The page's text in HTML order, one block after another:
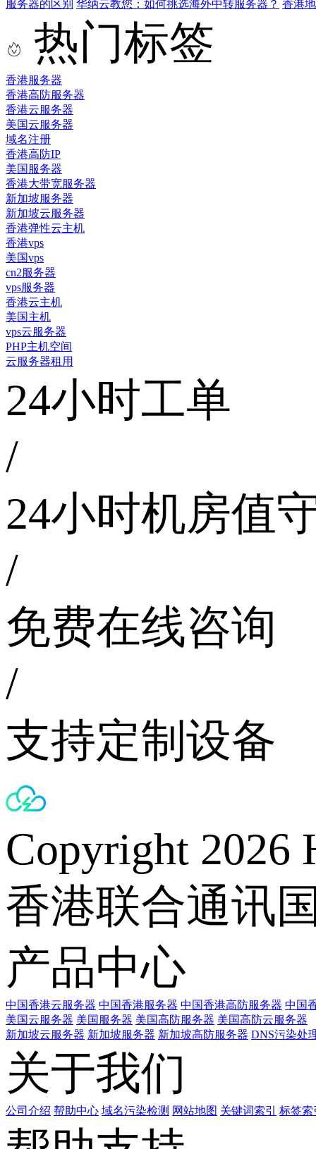
服务器的区别 华纳云教您：如何挑选海外中转服务器？ 香港
热门标签
香港服务器
香港高防服务器
香港云服务器
美国云服务器
域名注册
香港高防IP
美国服务器
香港大带宽服务器
新加坡服务器
新加坡云服务器
香港弹性云主机
香港vps
美国vps
cn2服务器
vps服务器
香港云主机
美国主机
vps云服务器
PHP主机空间
云服务器租用
24小时工单
/
24小时机房值
/
免费在线咨询
/
支持定制设备
Copyright 2026
香港联合通讯
产品中心
中国香港云服务器 中国香港服务器 中国香港高防服务器 中国
美国云服务器 美国服务器 美国高防服务器 美国高防云服务器
新加坡云服务器 新加坡服务器 新加坡高防服务器 DNS污染处
关于我们
公司介绍 帮助中心 域名污染检测 网站地图 关键词索引 标签索